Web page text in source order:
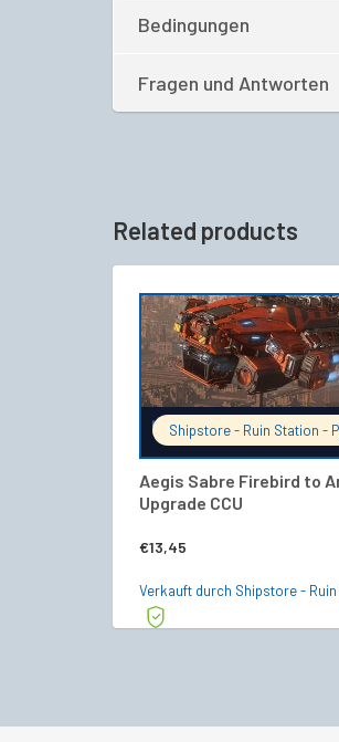
Bedingungen
Fragen und Antworten
Related products
Shipstore - Ruin Station -
Aegis Sabre Firebird to
Upgrade CCU
€13,45
IN
Verkauft durch Shipstore -